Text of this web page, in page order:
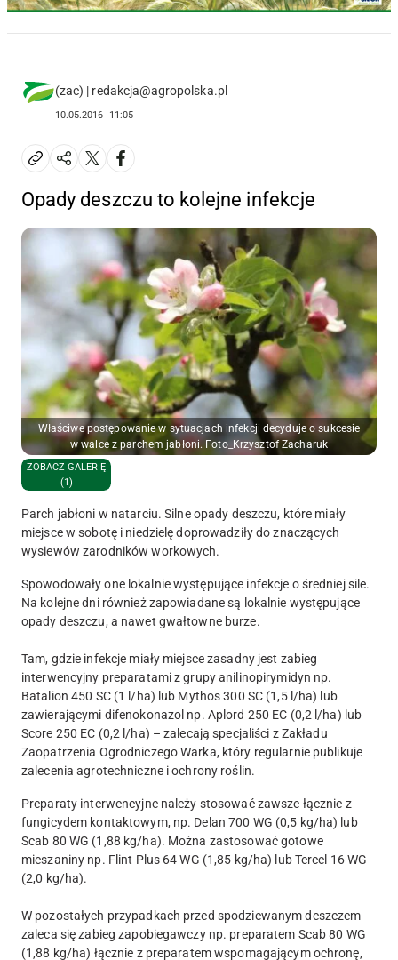
(zac) | redakcja@agropolska.pl
10.05.2016 11:05
Opady deszczu to kolejne infekcje
Właściwe postępowanie w sytuacjach infekcji decyduje o sukcesie
w walce z parchem jabłoni. Foto_Krzysztof Zacharuk
ZOBACZ GALERIĘ
(1)
Parch jabłoni w natarciu. Silne opady deszczu, które miały
miejsce w sobotę i niedzielę doprowadziły do znaczących
wysiewów zarodników workowych.
Spowodowały one lokalnie występujące infekcje o średniej sile.
Na kolejne dni również zapowiadane są lokalnie występujące
opady deszczu, a nawet gwałtowne burze.
Tam, gdzie infekcje miały miejsce zasadny jest zabieg
interwencyjny preparatami z grupy anilinopirymidyn np.
Batalion 450 SC (1 l/ha) lub Mythos 300 SC (1,5 l/ha) lub
zawierającymi difenokonazol np. Aplord 250 EC (0,2 l/ha) lub
Score 250 EC (0,2 l/ha) – zalecają specjaliści z Zakładu
Zaopatrzenia Ogrodniczego Warka, który regularnie publikuje
zalecenia agrotechniczne i ochrony roślin.
Preparaty interwencyjne należy stosować zawsze łącznie z
fungicydem kontaktowym, np. Delan 700 WG (0,5 kg/ha) lub
Scab 80 WG (1,88 kg/ha). Można zastosować gotowe
mieszaniny np. Flint Plus 64 WG (1,85 kg/ha) lub Tercel 16 WG
(2,0 kg/ha).
W pozostałych przypadkach przed spodziewanym deszczem
zaleca się zabieg zapobiegawczy np. preparatem Scab 80 WG
(1,88 kg/ha) łącznie z preparatem wspomagającym ochronę,